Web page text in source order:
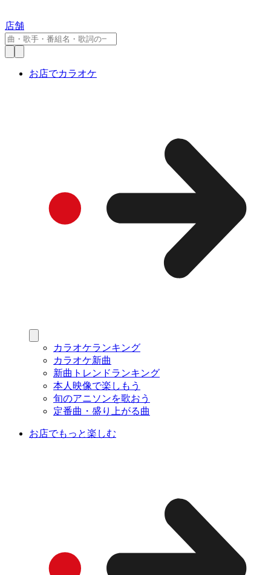
店舗
お店でカラオケ
カラオケランキング
カラオケ新曲
新曲トレンドランキング
本人映像で楽しもう
旬のアニソンを歌おう
定番曲・盛り上がる曲
お店でもっと楽しむ